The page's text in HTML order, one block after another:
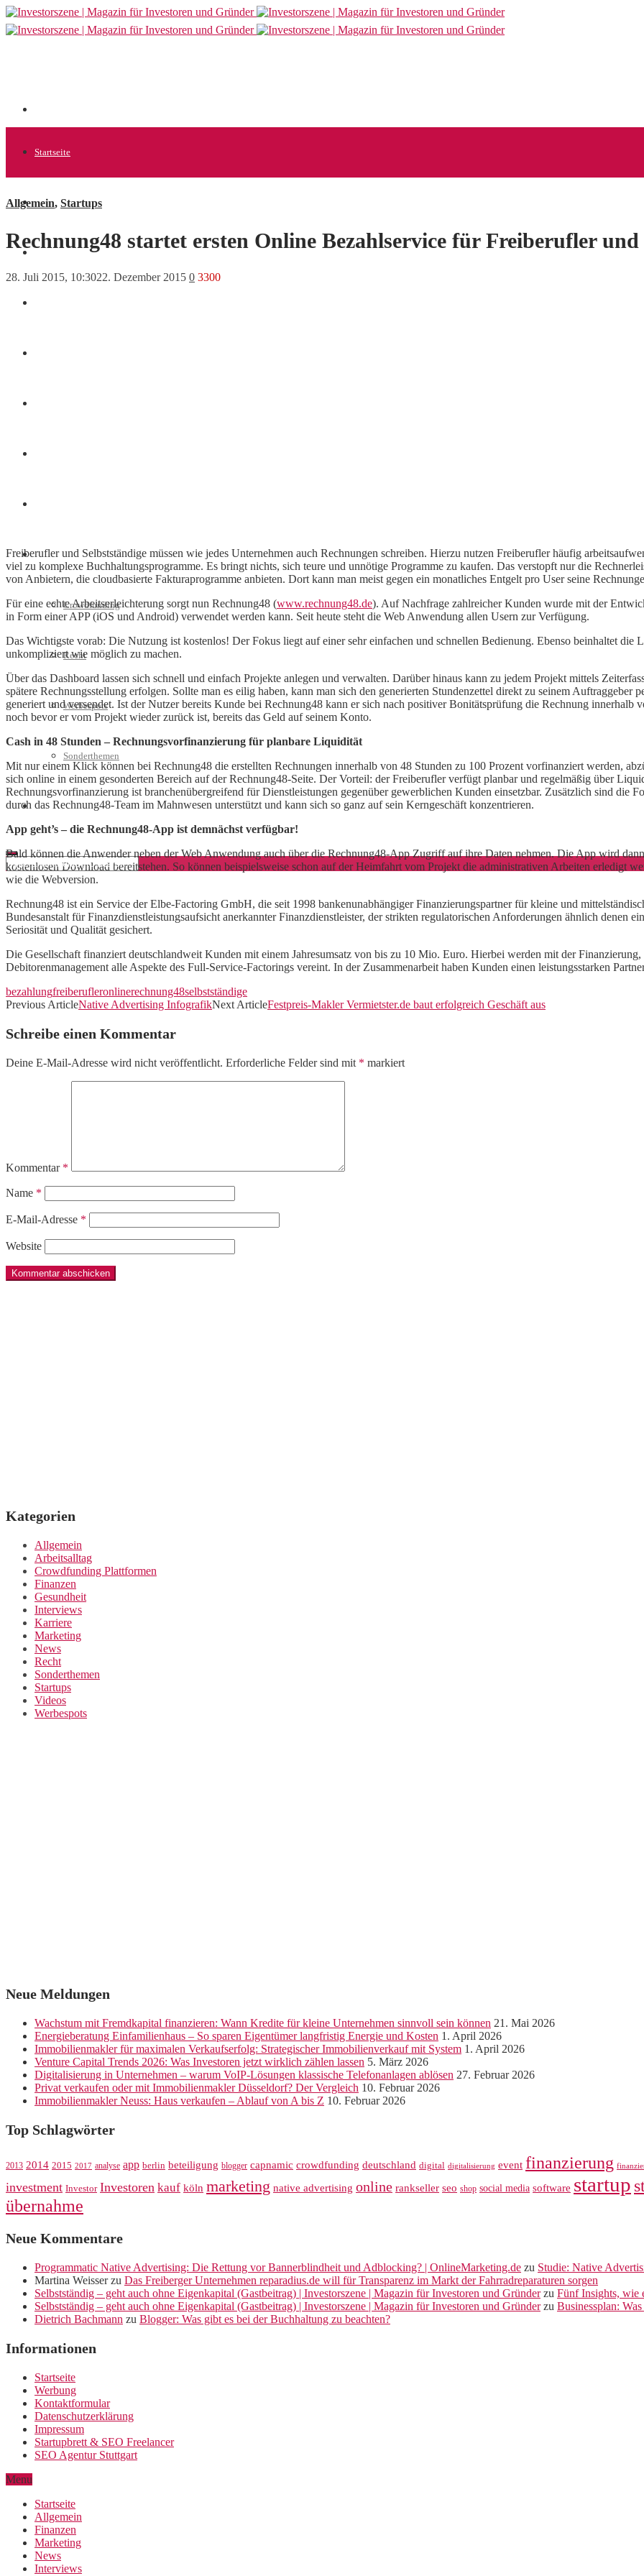
Startseite
Allgemein
Weitere
Crowdfunding
Recht
Werbespots
Sonderthemen
Geschäftskonto eröffnen
Allgemein, Startups
Rechnung48 startet ersten Online Bezahlservice für Freiberufler und
28. Juli 2015, 10:3022. Dezember 2015 0 3300
Freiberufler und Selbstständige müssen wie jedes Unternehmen auch Rechnungen schreiben. Hierzu nutzen Freiberufler häufig
viel zu komplexe Buchhaltungsprogramme. Es bringt nichts, sich teure und unnötige Programme zu kaufen. Das verstopft nur die
von Anbietern, die cloudbasierte Fakturaprogramme anbieten. Dort kann man meist gegen ein monatliches Entgelt pro User seine
Für eine echte Arbeitserleichterung sorgt nun Rechnung48 (www.rechnung48.de). Auf Nachfrage zahlreicher Kunden wurde mit der
in Form einer APP (iOS und Android) verwendet werden kann. Seit heute steht die Web Anwendung allen Usern zur Verfügung.
Das Wichtigste vorab: Die Nutzung ist kostenlos! Der Fokus liegt auf einer sehr einfachen und schnellen Bedienung. Ebenso beinhaltet
unkompliziert wie möglich zu machen.
Über das Dashboard lassen sich schnell und einfach Projekte anlegen und verwalten. Darüber hinaus kann zu jedem Projekt mittels
spätere Rechnungsstellung erfolgen. Sollte man es eilig haben, kann man sich den generierten Stundenzettel direkt zu seinem
generiert und versendet. Ist der Nutzer bereits Kunde bei Rechnung48 kann er sich nach positiver Bonitätsprüfung die Rechnung innerhalb
noch bevor er vom Projekt wieder zurück ist, bereits das Geld auf seinem Konto.
Cash in 48 Stunden – Rechnungsvorfinanzierung für planbare Liquidität
Mit nur einem Klick können bei Rechnung48 die erstellten Rechnungen innerhalb von 48 Stunden zu 100 Prozent vorfinanziert werden,
sich online in einem gesonderten Bereich auf der Rechnung48-Seite. Der Vorteil: der Freiberufler verfügt planbar und regelmäßig über
Rechnungsvorfinanzierung ist branchenübergreifend für Dienstleistungen gegenüber gewerblichen Kunden einsetzbar. Zusätzlich sind die
durch das Rechnung48-Team im Mahnwesen unterstützt und kann sich so ganz auf sein Kerngeschäft konzentrieren.
App geht’s – die Rechnung48-App ist demnächst verfügbar!
Bald können die Anwender neben der Web Anwendung auch über die Rechnung48-App Zugriff auf ihre Daten nehmen. Die App wird
kostenlosen Download bereitstehen. So können beispielsweise schon auf der Heimfahrt vom Projekt die administrativen Arbeiten erledigt
wie die Webversion.
Rechnung48 ist ein Service der Elbe-Factoring GmbH, die seit 1998 bankenunabhängiger Finanzierungspartner für kleine und
Bundesanstalt für Finanzdienstleistungsaufsicht anerkannter Finanzdienstleister, der strikten regulatorischen Anforderungen ähnlich denen
Seriosität und Qualität gesichert.
Die Gesellschaft finanziert deutschlandweit Kunden mit einem Jahresumsatz von bis zu 10 Mio. Euro. Hierbei werden mit der
Debitorenmanagement alle Aspekte des Full-Service-Factorings vereint. In der Zusammenarbeit haben Kunden einen leistungsstarken
bezahlungfreiberufleronlinerechnung48selbstständige
Previous ArticleNative Advertising InfografikNext ArticleFestpreis-Makler Vermietster.de baut erfolgreich Geschäft aus
Schreibe einen Kommentar
Deine E-Mail-Adresse wird nicht veröffentlicht. Erforderliche Felder sind mit * markiert
Kommentar *
Name *
E-Mail-Adresse *
Website
Kategorien
Allgemein
Arbeitsalltag
Crowdfunding Plattformen
Finanzen
Gesundheit
Interviews
Karriere
Marketing
News
Recht
Sonderthemen
Startups
Videos
Werbespots
Neue Meldungen
Wachstum mit Fremdkapital finanzieren: Wann Kredite für kleine Unternehmen sinnvoll sein können 21. Mai 2026
Energieberatung Einfamilienhaus – So sparen Eigentümer langfristig Energie und Kosten 1. April 2026
Immobilienmakler für maximalen Verkaufserfolg: Strategischer Immobilienverkauf mit System 1. April 2026
Venture Capital Trends 2026: Was Investoren jetzt wirklich zählen lassen 5. März 2026
Digitalisierung in Unternehmen – warum VoIP-Lösungen klassische Telefonanlagen ablösen 27. Februar 2026
Privat verkaufen oder mit Immobilienmakler Düsseldorf? Der Vergleich 10. Februar 2026
Immobilienmakler Neuss: Haus verkaufen – Ablauf von A bis Z 10. Februar 2026
Top Schlagwörter
2013 2014 2015 2017 analyse app berlin beteiligung blogger capnamic crowdfunding deutschland digital digitalisierung event finanzierung
investment Investor Investoren kauf köln marketing native advertising online rankseller seo shop social media software startup
übernahme
Neue Kommentare
Programmatic Native Advertising: Die Rettung vor Bannerblindheit und Adblocking? | OnlineMarketing.de zu Studie: Native
Martina Weisserzu Das Freiberger Unternehmen reparadius.de will für Transparenz im Markt der Fahrradreparaturen sorgen
Selbstständig – geht auch ohne Eigenkapital (Gastbeitrag) | Investorszene | Magazin für Investoren und Gründerzu Fünf Insights, wie
Selbstständig – geht auch ohne Eigenkapital (Gastbeitrag) | Investorszene | Magazin für Investoren und Gründerzu Businessplan:
Dietrich Bachmann zu Blogger: Was gibt es bei der Buchhaltung zu beachten?
Informationen
Startseite
Werbung
Kontaktformular
Datenschutzerklärung
Impressum
Startupbrett & SEO Freelancer
SEO Agentur Stuttgart
Menu
Startseite
Allgemein
Finanzen
Marketing
News
Interviews